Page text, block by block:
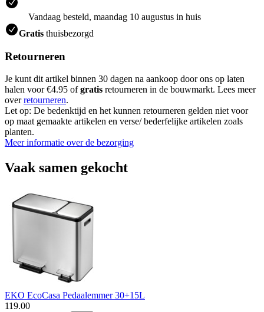
Vandaag besteld, maandag 10 augustus in huis
Gratis thuisbezorgd
Retourneren
Je kunt dit artikel binnen 30 dagen na aankoop door ons op laten
halen voor €4.95 ofgratis retourneren in de bouwmarkt. Lees meer
overretourneren.
Let op: De bedenktijd en het kunnen retourneren gelden niet voor
op maat gemaakte artikelen en verse/ bederfelijke artikelen zoals
planten.
Meer informatie over de bezorging
Vaak samen gekocht
EKO EcoCasa Pedaalemmer 30+15L
119.00